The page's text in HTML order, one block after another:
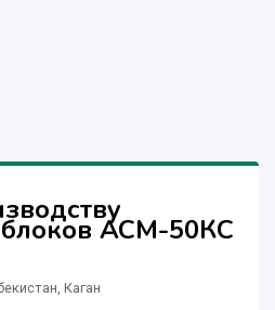
АСМ-50КС
Каган